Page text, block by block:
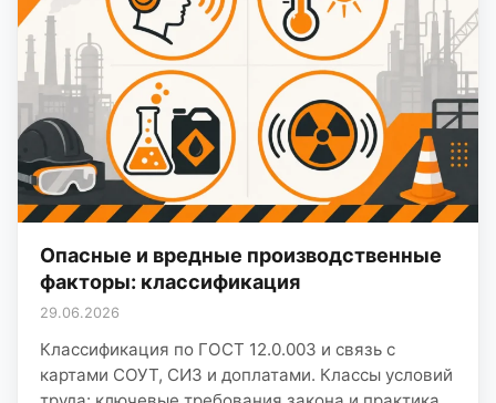
Опасные и вредные производственные
факторы: классификация
29.06.2026
Классификация по ГОСТ 12.0.003 и связь с
картами СОУТ, СИЗ и доплатами. Классы условий